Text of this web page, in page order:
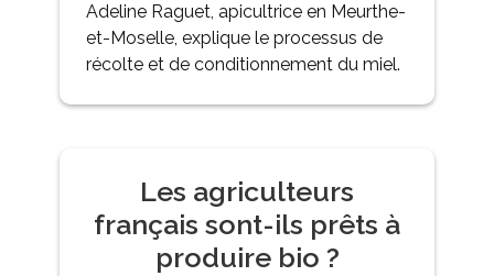
Adeline Raguet, apicultrice en Meurthe-
et-Moselle, explique le processus de
récolte et de conditionnement du miel.
Les agriculteurs
français sont-ils prêts à
produire bio ?